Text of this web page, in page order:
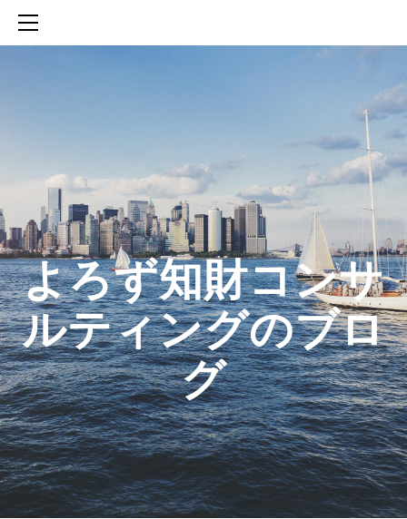
​よろず知財コンサ
ルティングのブロ
グ
SERVICES
知財活動のROICへの貢献
生成AIを活用した知財戦略の策定方法
生成AIとの「壁打ち」で、新たな発明を創出する方法